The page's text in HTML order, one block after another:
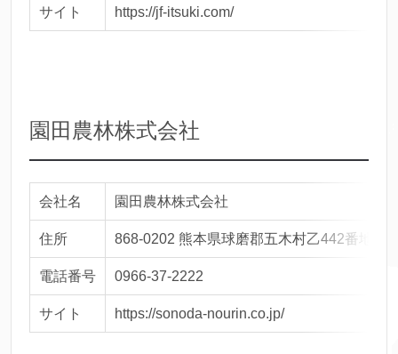
サイト https://jf-itsuki.com/
園田農林株式会社
会社名 園田農林株式会社
住所 868-0202 熊本県球磨郡五木村乙442番地3１
電話番号 0966-37-2222
サイト https://sonoda-nourin.co.jp/